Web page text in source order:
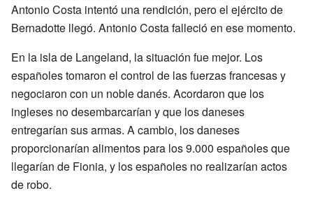
Antonio Costa intentó una rendición, pero el ejército de
Bernadotte llegó. Antonio Costa falleció en ese momento.
En la isla de Langeland, la situación fue mejor. Los
españoles tomaron el control de las fuerzas francesas y
negociaron con un noble danés. Acordaron que los
ingleses no desembarcarían y que los daneses
entregarían sus armas. A cambio, los daneses
proporcionarían alimentos para los 9.000 españoles que
llegarían de Fionia, y los españoles no realizarían actos
de robo.